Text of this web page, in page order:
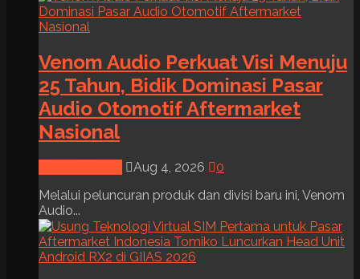
Venom Audio Perkuat Visi Menuju
25 Tahun, Bidik Dominasi Pasar
Audio Otomotif Aftermarket
Nasional
Aug 4, 2026
0
Melalui peluncuran produk dan divisi baru ini, Venom
Audio...